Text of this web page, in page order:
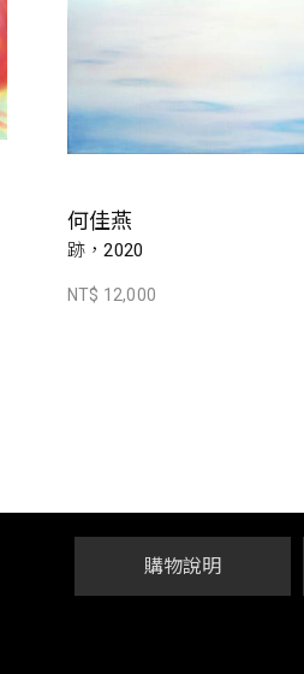
何佳燕
跡，2020
NT$ 12,000
購物說明